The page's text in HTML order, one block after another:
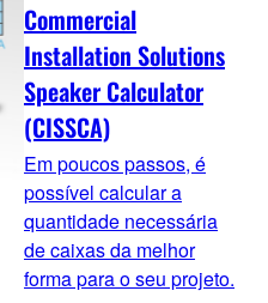
Commercial
Installation Solutions
Speaker Calculator
(CISSCA)
Em poucos passos, é
possível calcular a
quantidade necessária
de caixas da melhor
forma para o seu projeto.